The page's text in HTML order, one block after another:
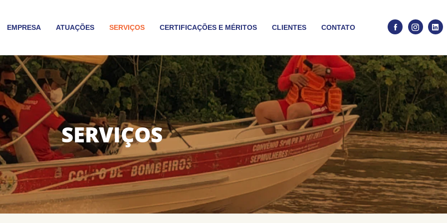
EMPRESA ATUAÇÕES SERVIÇOS CERTIFICAÇÕES E MÉRITOS CLIENTES CONTATO
SERVIÇOS